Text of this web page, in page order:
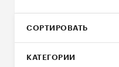
СОРТИРОВАТЬ
КАТЕГОРИИ